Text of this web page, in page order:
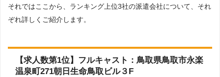
それではここから、ランキング上位3社の派遣会社について、それ
ぞれ詳しくご紹介します。
【求人数第1位】フルキャスト：鳥取県鳥取市永楽
温泉町271朝日生命鳥取ビル３F